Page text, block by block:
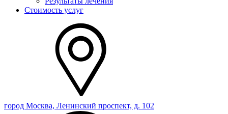
Стоимость услуг
город Москва, Ленинский проспект, д. 102